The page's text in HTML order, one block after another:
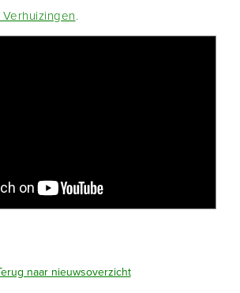
.
naar nieuwsoverzicht